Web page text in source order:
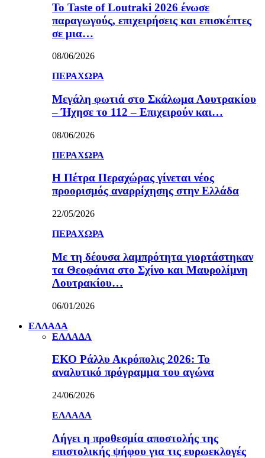
Το Taste of Loutraki 2026 ένωσε
παραγωγούς, επιχειρήσεις και επισκέπτες
σε μια…
08/06/2026
ΠΕΡΑΧΩΡΑ
Μεγάλη φωτιά στο Σκάλωμα Λουτρακίου
– Ήχησε το 112 – Επιχειρούν και…
08/06/2026
ΠΕΡΑΧΩΡΑ
Η Πέτρα Περαχώρας γίνεται νέος
προορισμός αναρρίχησης στην Ελλάδα
22/05/2026
ΠΕΡΑΧΩΡΑ
Με τη δέουσα λαμπρότητα γιορτάστηκαν
τα Θεοφάνια στο Σχίνο και Μαυρολίμνη
Λουτρακίου…
06/01/2026
ΕΛΛΑΔΑ
ΕΛΛΑΔΑ
ΕΚΟ Ράλλυ Ακρόπολις 2026: Το
αναλυτικό πρόγραμμα του αγώνα
24/06/2026
ΕΛΛΑΔΑ
Λήγει η προθεσμία αποστολής της
επιστολικής ψήφου για τις ευρωεκλογές